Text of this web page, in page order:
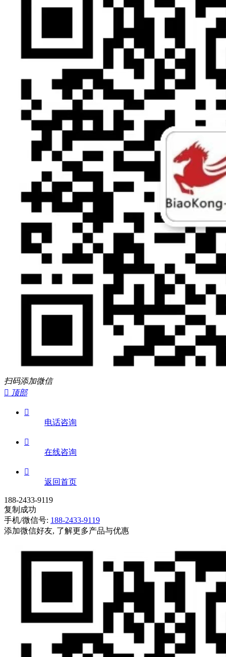
扫码添加微信
 顶部

电话咨询

在线咨询

返回首页
188-2433-9119
复制成功
手机/微信号: 188-2433-9119
添加微信好友, 了解更多产品与优惠